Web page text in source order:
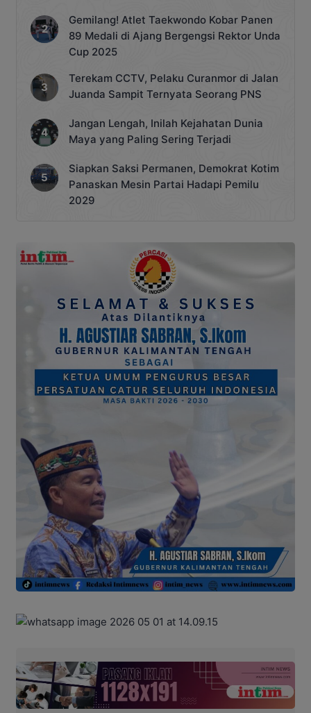
Gemilang! Atlet Taekwondo Kobar Panen
89 Medali di Ajang Bergengsi Rektor Unda
Cup 2025
Terekam CCTV, Pelaku Curanmor di Jalan
Juanda Sampit Ternyata Seorang PNS
Jangan Lengah, Inilah Kejahatan Dunia
Maya yang Paling Sering Terjadi
Siapkan Saksi Permanen, Demokrat Kotim
Panaskan Mesin Partai Hadapi Pemilu
2029